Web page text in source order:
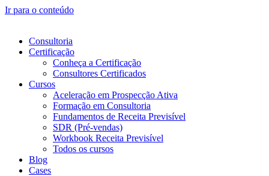
Ir para o conteúdo
Consultoria
Certificação
Conheça a Certificação
Consultores Certificados
Cursos
Aceleração em Prospecção Ativa
Formação em Consultoria
Fundamentos de Receita Previsível
SDR (Pré-vendas)
Workbook Receita Previsível
Todos os cursos
Blog
Cases